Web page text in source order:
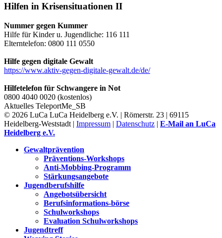
Hilfen in Krisensituationen II
Nummer gegen Kummer
Hilfe für Kinder u. Jugendliche: 116 111
Elterntelefon: 0800 111 0550
Hilfe gegen digitale Gewalt
https://www.aktiv-gegen-digitale-gewalt.de/de/
Hilfetelefon für Schwangere in Not
0800 4040 0020 (kostenlos)
Aktuelles TeleportMe_SB
© 2026 LuCa LuCa Heidelberg e.V. | Römerstr. 23 | 69115
Heidelberg-Weststadt | Impressum | Datenschutz | E-Mail an LuCa
Heidelberg e.V.
Gewaltprävention
Präventions-Workshops
Anti-Mobbing-Programm
Stärkungsangebote
Jugendberufshilfe
Angebotsübersicht
Berufsinformations-börse
Schulworkshops
Evaluation Schulworkshops
Jugendtreff